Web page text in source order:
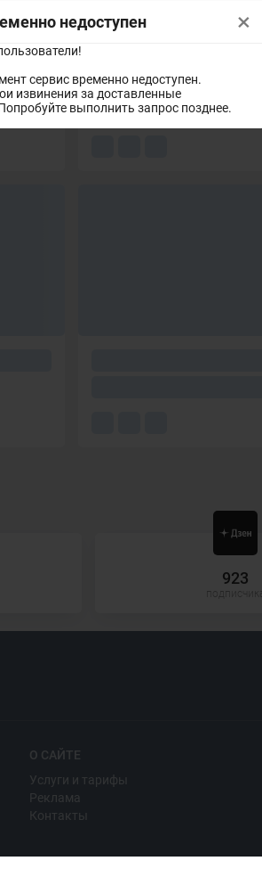
недоступен
сервис временно недоступен.
извинения за доставленные
выполнить запрос позднее.
×
923
О САЙТЕ
Услуги и тарифы
Реклама
Контакты